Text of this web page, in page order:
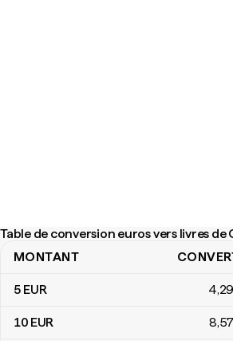
Table de conversion euros vers livres de
Table de conversion euros vers livres de
MONTANT
5 EUR 4,29
10 EUR 8,57